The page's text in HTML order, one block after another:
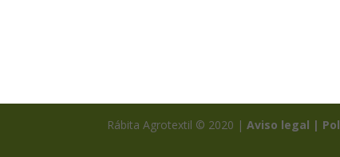
Rábita Agrotextil © 2020 |Aviso legal |